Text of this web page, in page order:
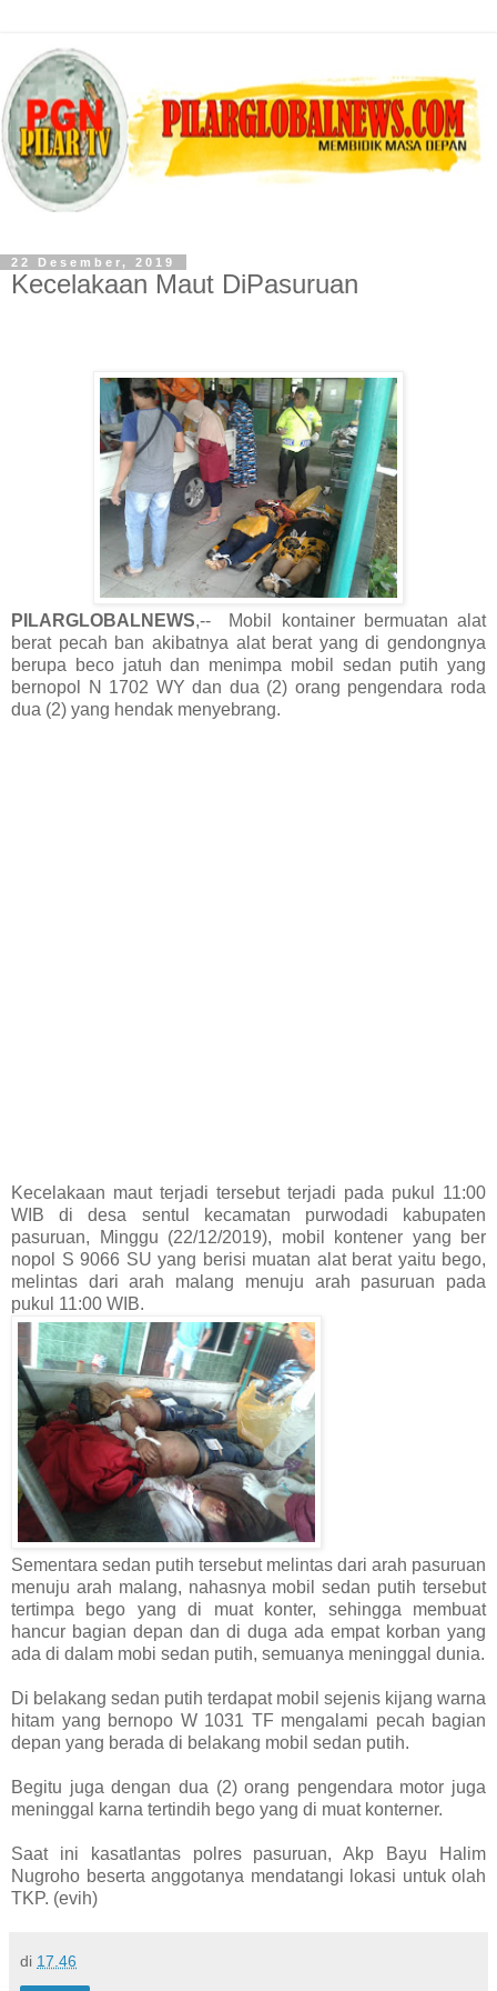
22 Desember, 2019
Kecelakaan Maut DiPasuruan
PILARGLOBALNEWS,-- Mobil kontainer bermuatan alat
berat pecah ban akibatnya alat berat yang di gendongnya
berupa beco jatuh dan menimpa mobil sedan putih yang
bernopol N 1702 WY dan dua (2) orang pengendara roda
dua (2) yang hendak menyebrang.
Kecelakaan maut terjadi tersebut terjadi pada pukul 11:00
WIB di desa sentul kecamatan purwodadi kabupaten
pasuruan, Minggu (22/12/2019), mobil kontener yang ber
nopol S 9066 SU yang berisi muatan alat berat yaitu bego,
melintas dari arah malang menuju arah pasuruan pada
pukul 11:00 WIB.
Sementara sedan putih tersebut melintas dari arah pasuruan
menuju arah malang, nahasnya mobil sedan putih tersebut
tertimpa bego yang di muat konter, sehingga membuat
hancur bagian depan dan di duga ada empat korban yang
ada di dalam mobi sedan putih, semuanya meninggal dunia.
Di belakang sedan putih terdapat mobil sejenis kijang warna
hitam yang bernopo W 1031 TF mengalami pecah bagian
depan yang berada di belakang mobil sedan putih.
Begitu juga dengan dua (2) orang pengendara motor juga
meninggal karna tertindih bego yang di muat konterner.
Saat ini kasatlantas polres pasuruan, Akp Bayu Halim
Nugroho beserta anggotanya mendatangi lokasi untuk olah
TKP. (evih)
di 17.46